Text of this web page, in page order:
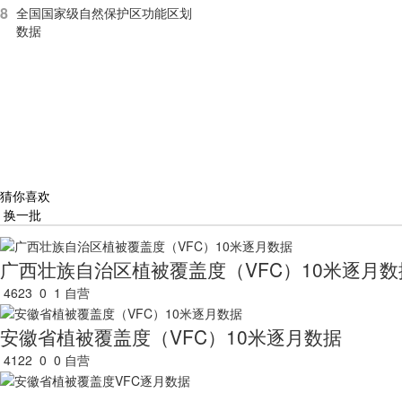
8 全国国家级自然保护区功能区划
数据
猜你喜欢
换一批
广西壮族自治区植被覆盖度（VFC）10米逐月
4623 0 1 自营
安徽省植被覆盖度（VFC）10米逐月数据
4122 0 0 自营